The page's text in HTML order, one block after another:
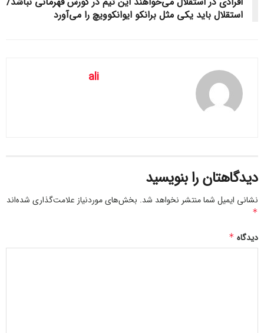
در حومه پایتخت اوکراین دیده شده بودند و اکنون مشخص شده
که آنها سال‌هاست در فاضلاب زندگی کرده و به جمعیت‌شان
افزوده‌اند.
استقلال باید یکی مثل برانکو ایوانکوویچ را می‌آورد
ali
دیدگاهتان را بنویسید
نشانی ایمیل شما منتشر نخواهد شد. بخش‌های موردنیاز علامت‌گذاری شده‌اند
*
دیدگاه*